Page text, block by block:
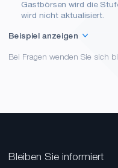
Gastbörsen wird die
wird nicht aktualisiert.
Beispiel anzeigen
Ende Januar beträgt Mikes
- Wenn Mike das Volumen
das Level 3 beibehalten.
Bei Fragen wenden Sie sich
Bleiben Sie informiert